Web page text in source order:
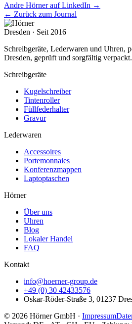
Andre Hörner auf LinkedIn →
← Zurück zum Journal
Dresden · Seit 2016
Schreibgeräte, Lederwaren und Uhren,
Dresden, geprüft und sorgfältig verpackt.
Schreibgeräte
Kugelschreiber
Tintenroller
Füllfederhalter
Gravur
Lederwaren
Accessoires
Portemonnaies
Konferenzmappen
Laptoptaschen
Hörner
Über uns
Uhren
Blog
Lokaler Handel
FAQ
Kontakt
info@hoerner-group.de
+49 (0) 30 42433576
Oskar-Röder-Straße 3, 01237
© 2026 Hörner GmbH · Impressum